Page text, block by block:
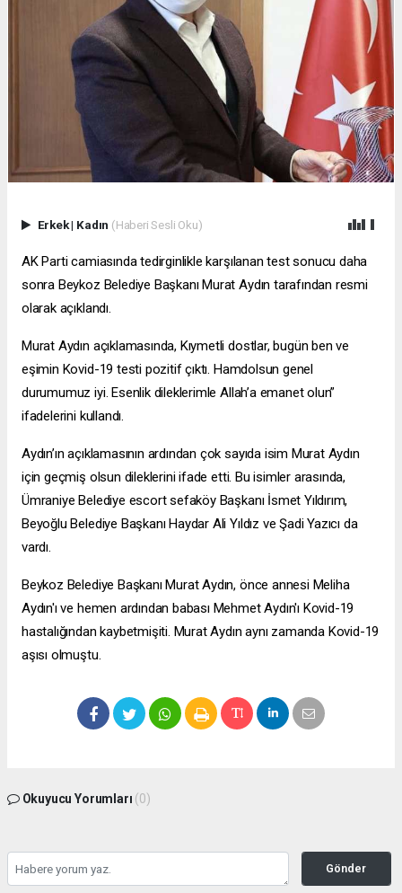
Erkek| Kadın (Haberi Sesli Oku)
AK Parti camiasında tedirginlikle karşılanan test sonucu daha
sonra Beykoz Belediye Başkanı Murat Aydın tarafından resmi
olarak açıklandı.
Murat Aydın açıklamasında, Kıymetli dostlar, bugün ben ve
eşimin Kovid-19 testi pozitif çıktı. Hamdolsun genel
durumumuz iyi. Esenlik dileklerimle Allah’a emanet olun”
ifadelerini kullandı.
Aydın’ın açıklamasının ardından çok sayıda isim Murat Aydın
için geçmiş olsun dileklerini ifade etti. Bu isimler arasında,
Ümraniye Belediye escort sefaköyBaşkanı İsmet Yıldırım,
Beyoğlu Belediye Başkanı Haydar Ali Yıldız ve Şadi Yazıcı da
vardı.
Beykoz Belediye Başkanı Murat Aydın, önce annesi Meliha
Aydın'ı ve hemen ardından babası Mehmet Aydın'ı Kovid-19
hastalığından kaybetmişiti. Murat Aydın aynı zamanda Kovid-19
aşısı olmuştu.
Okuyucu Yorumları (0)
Gönder